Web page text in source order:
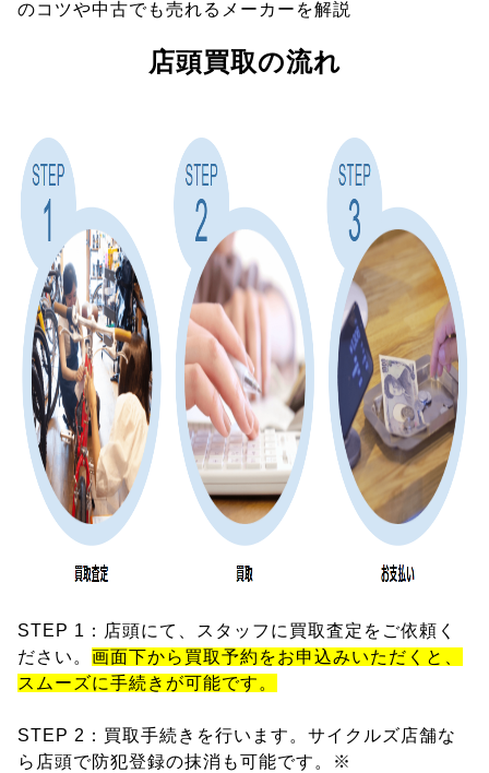
のコツや中古でも売れるメーカーを解説
店頭買取の流れ
STEP 1：店頭にて、スタッフに買取査定をご依頼く
ださい。 画面下から買取予約をお申込みいただくと、
スムーズに手続きが可能です。
STEP 2：買取手続きを行います。サイクルズ店舗な
ら店頭で防犯登録の抹消も可能です。※